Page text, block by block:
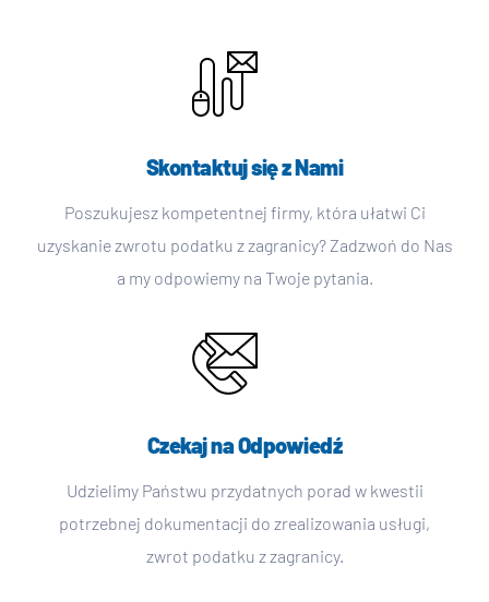
Skontaktuj się z Nami
Poszukujesz kompetentnej firmy, która ułatwi Ci
uzyskanie zwrotu podatku z zagranicy? Zadzwoń do Nas
a my odpowiemy na Twoje pytania.
Czekaj na Odpowiedź
Udzielimy Państwu przydatnych porad w kwestii
potrzebnej dokumentacji do zrealizowania usługi,
zwrot podatku z zagranicy.